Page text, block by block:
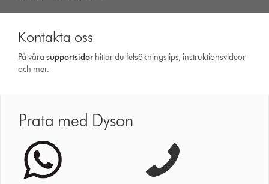
Kontakta oss
På vårasupport­sidor hittar du felsökningstips, instruktionsvideor
och mer.
Prata med Dyson